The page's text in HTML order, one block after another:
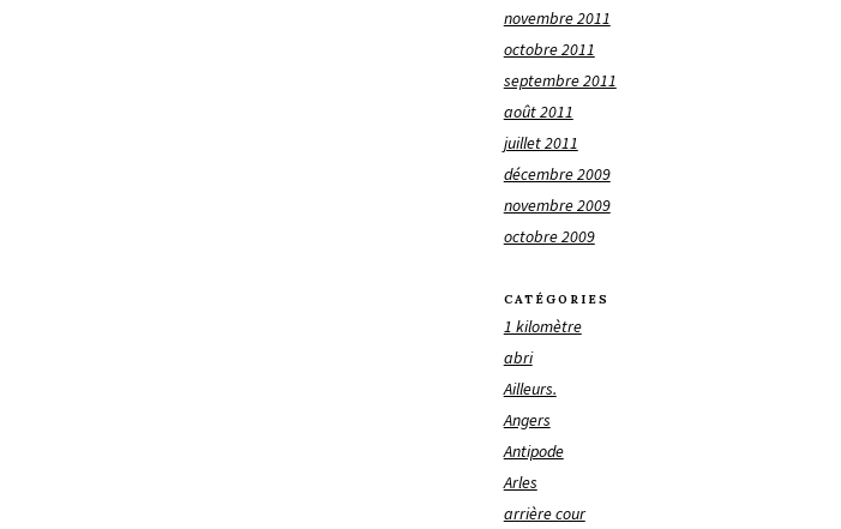
novembre 2011
octobre 2011
septembre 2011
août 2011
juillet 2011
décembre 2009
novembre 2009
octobre 2009
CATÉGORIES
1 kilomètre
abri
Ailleurs.
Angers
Antipode
Arles
arrière cour